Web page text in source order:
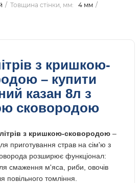
Товщина стінки, мм: 4 мм
з кришкою-
– купити
казан 8л з
сковородою
з кришкою-сковородою –
приготування страв на сім'ю з
розширює функціонал:
смаження м'яса, риби, овочів
повільного томління.